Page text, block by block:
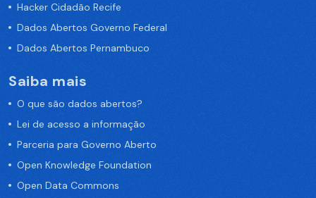
Hacker Cidadão Recife
Dados Abertos Governo Federal
Dados Abertos Pernambuco
Saiba mais
O que são dados abertos?
Lei de acesso a informação
Parceria para Governo Aberto
Open Knowledge Foundation
Open Data Commons